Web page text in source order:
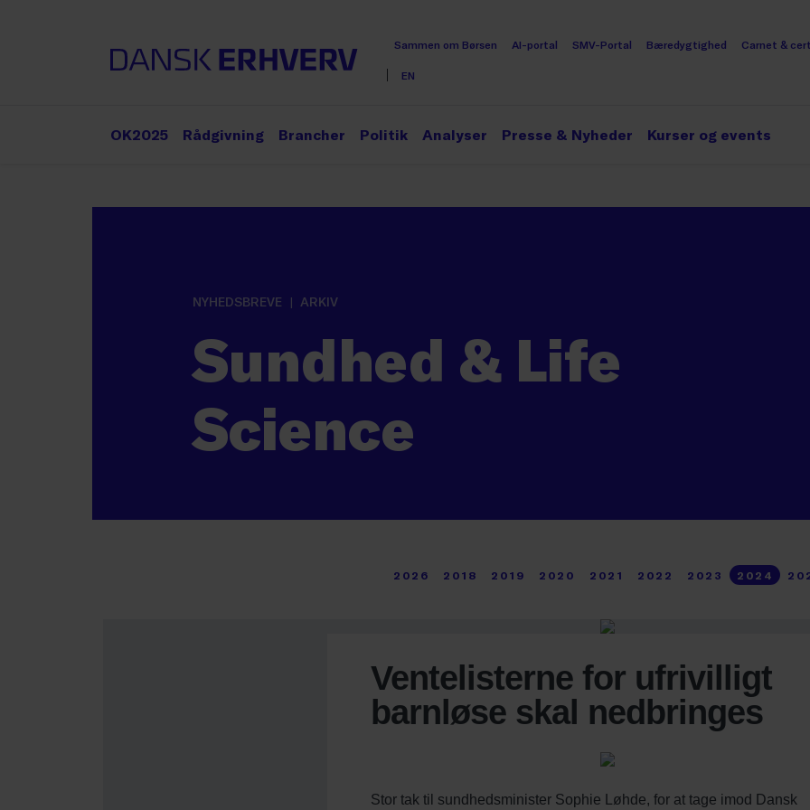
Sammen om Børsen AI-portal SMV-Portal Bæredygtighed Carnet &
EN
OK2025 Rådgivning Brancher Politik Analyser Presse & Nyheder Kurser og events
NYHEDSBREVE ARKIV
Sundhed & Life
Science
2026 2018 2019 2020 2021 2022 2023 2024